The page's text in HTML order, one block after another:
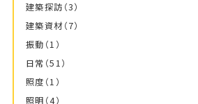
建築探訪 （3）
建築資材（7）
振動 （1）
日常 （51）
照度 （1）
照明 （4）